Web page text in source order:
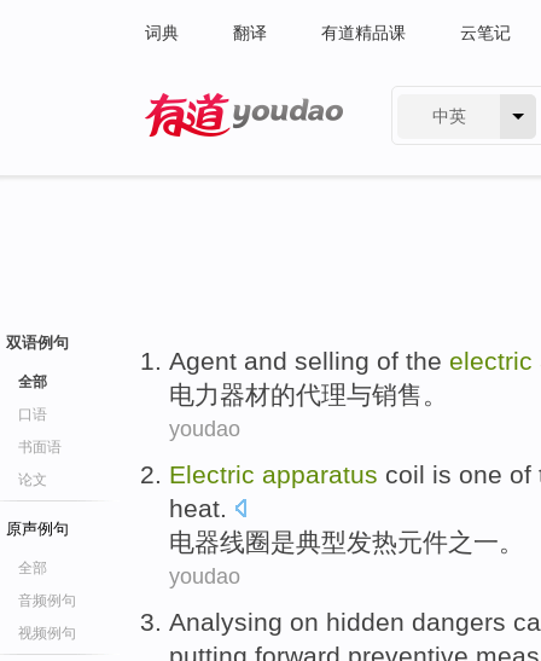
词典 翻译 有道精品课 云笔记
中英
双语例句
全部
口语
书面语
论文
原声例句
全部
音频例句
视频例句
Agent and selling of the electric
电力器材的代理与销售。
youdao
Electric apparatus coil is one of
heat.
电器线圈是典型发热元件之一。
youdao
Analysing on hidden dangers
putting forward preventive